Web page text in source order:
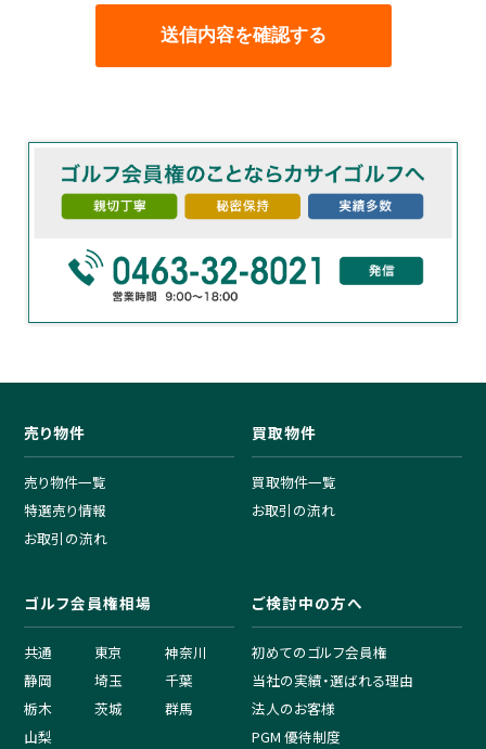
売り物件
売り物件一覧
特選売り情報
お取引の流れ
買取物件
買取物件一覧
お取引の流れ
ゴルフ会員権相場
共通 東京
神奈川
静岡
埼玉
千葉
栃木
茨城
群馬
山梨
ご検討中の方へ
初めてのゴルフ会員権
当社の実績・選ばれる理由
法人のお客様
PGM 優待制度